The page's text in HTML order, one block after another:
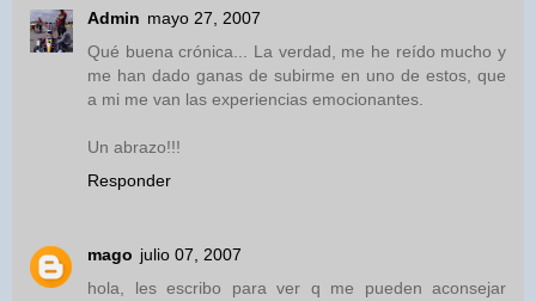
Admin mayo 27, 2007
Qué buena crónica... La verdad, me he reído mucho y
me han dado ganas de subirme en uno de estos, que
a mi me van las experiencias emocionantes.
Un abrazo!!!
Responder
mago julio 07, 2007
hola, les escribo para ver q me pueden aconsejar